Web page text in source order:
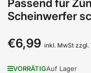
Passend für
Scheinwerfer
Normaler
Preis
€6,99 inkl. MwSt zzgl.
VORRÄTIGAuf Lager